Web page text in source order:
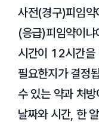
사전(경구)피임약
(응급)피임약이
시간이 12시간을
필요한지가 결정
수 있는 약과 처
날짜와 시간, 한